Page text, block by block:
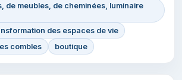
de meubles, de cheminées, luminaire
des espaces de vie
combles
boutique